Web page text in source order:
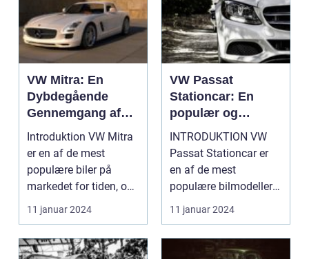
VW Mitra: En
Dybdegående
Gennemgang af
Modellen
Introduktion VW Mitra
er en af de mest
populære biler på
markedet for tiden, og
det er ikke uden gr...
11 januar 2024
VW Passat
Stationcar: En
populær og
pålidelig bil til
ethvert behov
INTRODUKTION VW
Passat Stationcar er
en af de mest
populære bilmodeller
på markedet i dag. Den
11 januar 2024